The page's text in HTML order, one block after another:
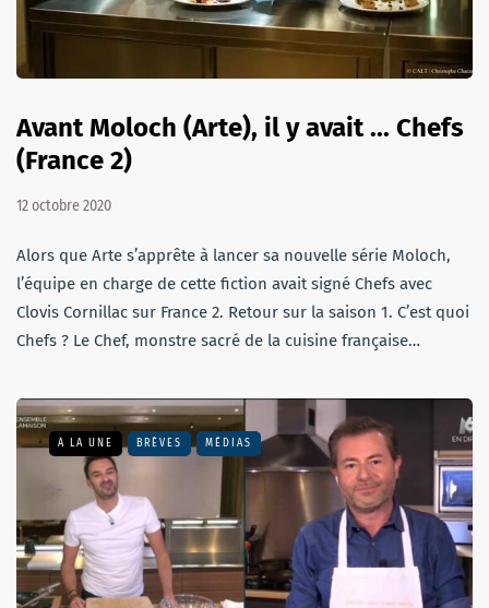
Avant Moloch (Arte), il y avait ... Chefs
(France 2)
12 octobre 2020
Alors que Arte s’apprête à lancer sa nouvelle série Moloch,
l’équipe en charge de cette fiction avait signé Chefs avec
Clovis Cornillac sur France 2. Retour sur la saison 1. C’est quoi
Chefs ? Le Chef, monstre sacré de la cuisine française…
A LA UNE BRÈVES MÉDIAS